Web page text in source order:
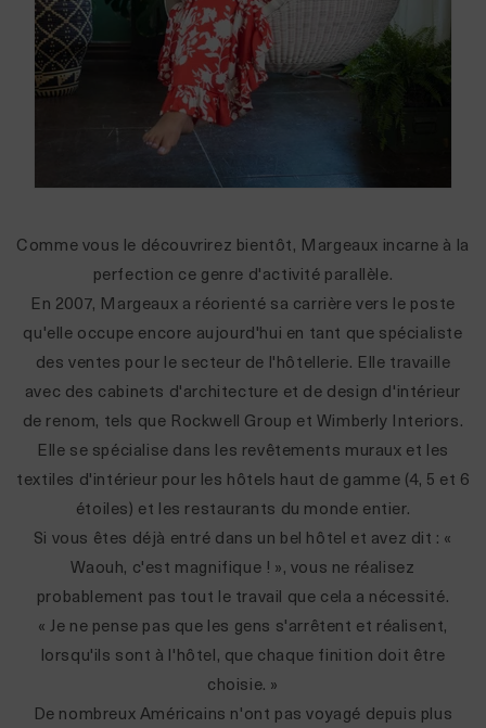
Comme vous le découvrirez bientôt, Margeaux incarne à la
perfection ce genre d'activité parallèle.
En 2007, Margeaux a réorienté sa carrière vers le poste
qu'elle occupe encore aujourd'hui en tant que spécialiste
des ventes pour le secteur de l'hôtellerie. Elle travaille
avec des cabinets d'architecture et de design d'intérieur
de renom, tels que Rockwell Group et Wimberly Interiors.
Elle se spécialise dans les revêtements muraux et les
textiles d'intérieur pour les hôtels haut de gamme (4, 5 et 6
étoiles) et les restaurants du monde entier.
Si vous êtes déjà entré dans un bel hôtel et avez dit : «
Waouh, c'est magnifique ! », vous ne réalisez
probablement pas tout le travail que cela a nécessité.
« Je ne pense pas que les gens s'arrêtent et réalisent,
lorsqu'ils sont à l'hôtel, que chaque finition doit être
choisie. »
De nombreux Américains n'ont pas voyagé depuis plus